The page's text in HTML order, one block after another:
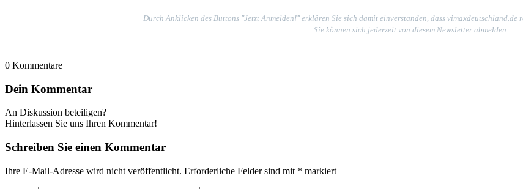
Durch Anklicken des Buttons "Jetzt Anmelden!" erklären Sie sich damit einverstanden, dass
Sie können sich jederzeit von diesem Newsletter abmelden.
0 Kommentare
Dein Kommentar
An Diskussion beteiligen?
Hinterlassen Sie uns Ihren Kommentar!
Schreiben Sie einen Kommentar
Ihre E-Mail-Adresse wird nicht veröffentlicht. Erforderliche Felder sind mit * markiert